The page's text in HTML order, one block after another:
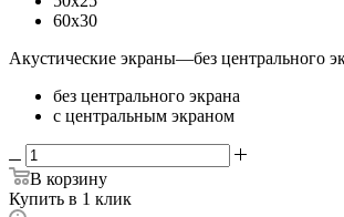
60x30
Акустические экраны—без центрального
без центрального экрана
с центральным экраном
В корзину
Купить в 1 клик